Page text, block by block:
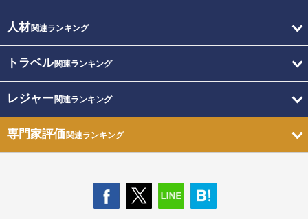
人材関連ランキング
トラベル関連ランキング
レジャー関連ランキング
専門家評価関連ランキング